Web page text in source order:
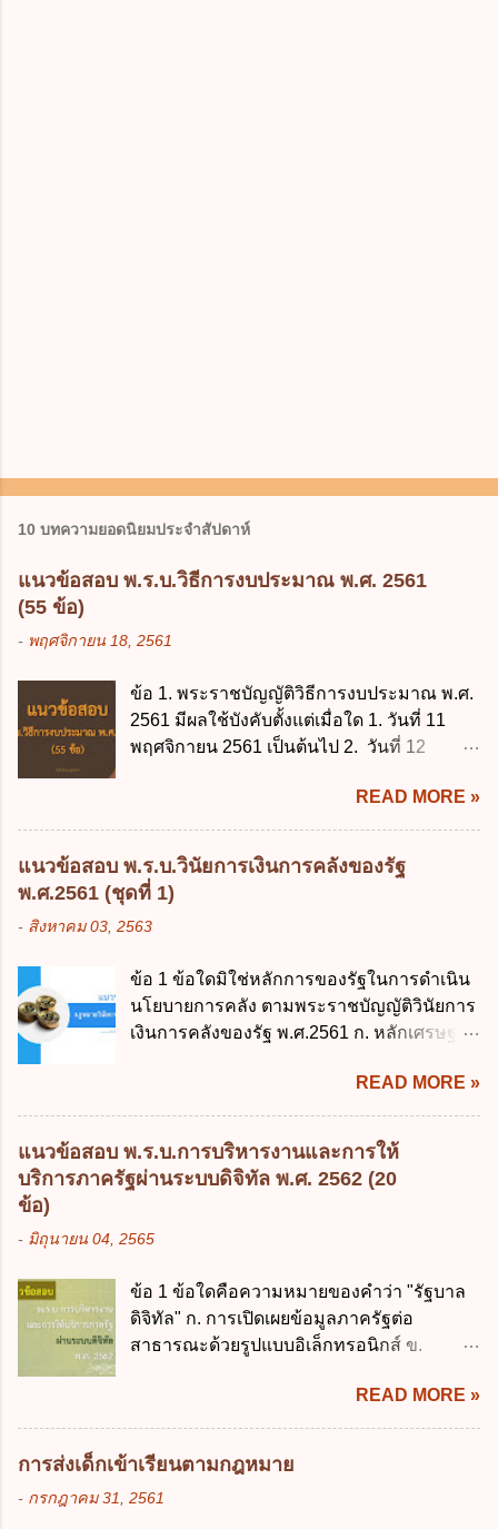
10 บทความยอดนิยมประจำสัปดาห์
แนวข้อสอบ พ.ร.บ.วิธีการงบประมาณ พ.ศ. 2561
(55 ข้อ)
- พฤศจิกายน 18, 2561
ข้อ 1. พระราชบัญญัติวิธีการงบประมาณ พ.ศ.
2561 มีผลใช้บังคับตั้งแต่เมื่อใด 1. วันที่ 11
พฤศจิกายน 2561 เป็นต้นไป 2. วันที่ 12
พฤศจิกายน 2561 เป็นต้นไป 4. วันที่ 14
พฤศจิกายน 2561 เป็นต้นไป ข้อ 2. พระราช
บัญญัติวิธีการงบประมาณ พ.ศ. 2561 ไม่ได้
ยกเลิกกฎหมายฉบับใด 1. พระราชบัญญัติวิธี
การงบประมาณ พ.ศ. 2502 2. พระราชบัญญัติ
วิธีการงบประมาณ (ฉบับที่ 3) พ.ศ. 2511 3.
พ.ศ. 2544 4. ประกาศของคณะปฏิวัติ ฉบับที่
203 ลงวันที่ 31 สิงหาคม 2515 ข้อ 3. ข้อใดไม่
ถูกต้อง 1. นายกรัฐมนตรีมีอำนาจออกกฎเพื่อ
ประมาณ พ.ศ. 2561 2. นายกรัฐมนตรีเป็นผู้
รักษาการตามพระราช บัญญัติวิธีการงบ
ประมาณ พ.ศ. 2561 3. รัฐมนตรีว่าการ
กระทรวงการคลัง เป็นผู้รักษาการตามพระ
โปร่งใสและตรวจสอบได้ ข้อ 4. พระราช
บัญญัติวิธีการงบประมาณ พ.ศ. 2561 บัญญัติ
ให้การบริหา...
READ MORE »
แนวข้อสอบ พ.ร.บ.วินัยการเงินการคลังของรัฐ
พ.ศ.2561 (ชุดที่ 1)
- สิงหาคม 03, 2563
ข้อ 1 ข้อใดมิใช่หลักการของรัฐในการดำเนิน
นโยบายการคลัง ตามพระราชบัญญัติวินัยการ
เงินการคลังของรัฐ พ.ศ.2561 ก. หลักเศรษฐกิจ
เศรษฐกิจ ค. หลักการพัฒนาทางเศรษฐกิจ
อย่างยั่งยืน ง. หลักความเป็นธรรมในสังคม ข้อ
2 สัดส่วนหนี้สาธารณะต่อผลิตภัณฑ์มวลรวม
ในประเทศเพื่อใช้เป็นกรอบในการบริหารหนี้
สาธารณะเป็นไปตามข้อใด ก. ไม่เกินร้อยละ 5
เกินร้อยละ 60 ข้อ 3 กฎหมายว่าด้วยวินัยการ
กฎหมายที่ให้จัดเก็บภาษีอากรหรือค่า
ธรรมเนียมเพิ่มขึ้นจากที่กำหนดไว้ในกฎหมาย
เพื่อการนำไปใช้จ่ายตามวัตถุประสงค์หรือเพื่อ
ข้อใด ก. เป็นไปตามความต้องการของชุมชน
ข. เพื่อป็นรายได้ขององค์กรปกครองส่วนท้อง
ถิ่น ค. มีเหตุจำเป็นหรือเหตุฉุกเฉินที่มิอาจหลีก
READ MORE »
แนวข้อสอบ พ.ร.บ.การบริหารงานและการให้
บริการภาครัฐผ่านระบบดิจิทัล พ.ศ. 2562 (20
ข้อ)
- มิถุนายน 04, 2565
ข้อ 1 ข้อใดคือความหมายของคำว่า "รัฐบาล
ดิจิทัล" ก. การเปิดเผยข้อมูลภาครัฐต่อ
สาธารณะด้วยรูปแบบอิเล็กทรอนิกส์ ข.
การบริหารงาน การให้บริการ การบูรณาการ
ข้อมูลภาครัฐ ค. วิธีการนำสัญลักษณ์ศูนย์และ
หนึ่ง เพื่อใช้สร้างระบบต่าง ๆ ง. สำนักงาน
พัฒนารัฐบาลดิจิทัล (องค์การมหาชน) ข้อ 2
การบริหารงานภาครัฐและการจัดทำบริการ
READ MORE »
การส่งเด็กเข้าเรียนตามกฎหมาย
- กรกฎาคม 31, 2561